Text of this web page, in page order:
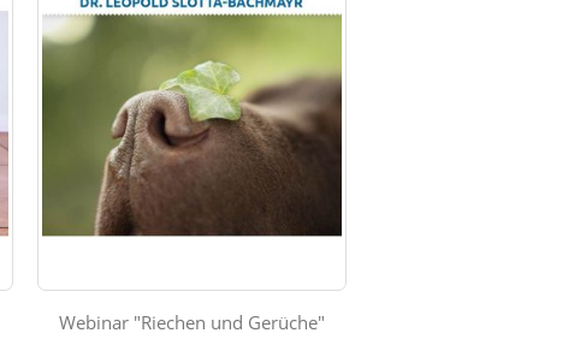
Webinar "Riechen und Gerüche"